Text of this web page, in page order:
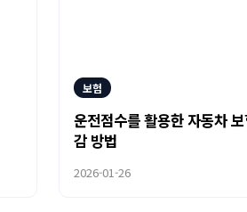
보험
운전점수를 활용한 자동차
감 방법
2026-01-26